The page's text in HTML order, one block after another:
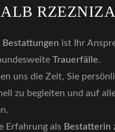
Bestattungen ist Ihr
Trauerfälle.
uns die Zeit, Sie
zu begleiten und auf
Erfahrung als Bestatterin